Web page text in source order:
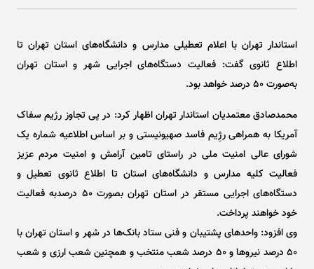
استاندار تهران با اعلام تعطیلی مدارس و دانشگاه‌های استان تهران تا
اطلاع ثانوی گفت: فعالیت دستگاه‌های اجرایی شهر و استان تهران
به‌صورت ٥٠ درصد خواهد بود.
محمدصادق معتمدیان استاندار تهران اظهار کرد: در پی تجاوز رژیم سفاک
آمریکا به همراهی رژِیم فاسد صهیونیستی و بر اساس اطلاعیه شماره یک
شورای عالی امنیت ملی در راستای تامین آرامش و امنیت مردم عزیز
فعالیت کلیه مدارس و دانشگاه‌های استان تا اطلاع ثانوی تعطیل و
دستگاه‌های اجرایی مستقر در استان تهران بصورت ٥٠ درصدبه فعالیت
خود خواهند پرداخت.
وی افزود: واحد‌های پشتیبان و فنی ستاد بانک‌ها در شهر و استان تهران با
٥٠ درصد نیرو‌ها و ٥٠ درصد شعب منتخب و همچنین شعب ارزی و شعب